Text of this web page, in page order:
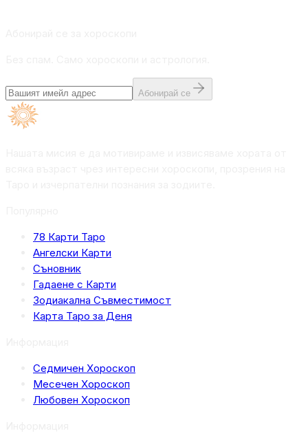
Абонирай се
78 Карти Таро
Ангелски Карти
Съновник
Гадаене с Карти
Зодиакална Съвместимост
Карта Таро за Деня
Седмичен Хороскоп
Месечен Хороскоп
Любовен Хороскоп